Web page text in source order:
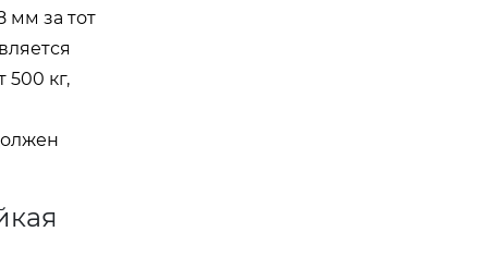
мм за тот
500 кг,